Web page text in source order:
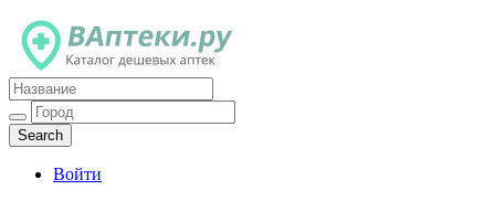
Каталог дешевых аптек
Войти